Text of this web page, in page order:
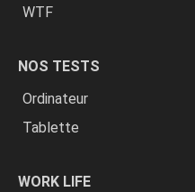
WTF
NOS TESTS
Ordinateur
Tablette
WORK LIFE